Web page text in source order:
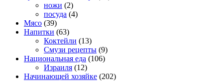
ножи (2)
посуда (4)
Мясо (39)
Напитки (63)
Коктейли (13)
Смузи рецепты (9)
Национальная еда (106)
Израиля (12)
Начинающей хозяйке (202)